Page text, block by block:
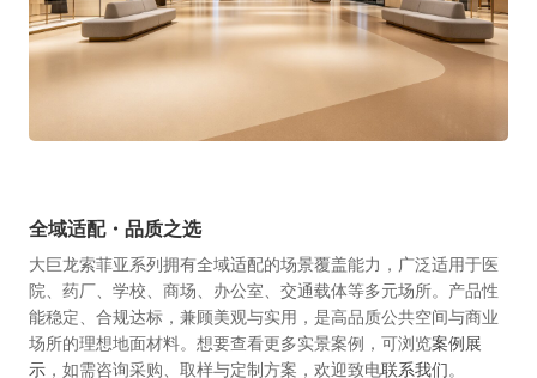
全域适配・品质之选
大巨龙索菲亚系列拥有全域适配的场景覆盖能力，广泛适用于医
院、药厂、学校、商场、办公室、交通载体等多元场所。产品性
能稳定、合规达标，兼顾美观与实用，是高品质公共空间与商业
场所的理想地面材料。想要查看更多实景案例，可浏览案例展
示 ，如需咨询采购、取样与定制方案，欢迎致电联系我们。